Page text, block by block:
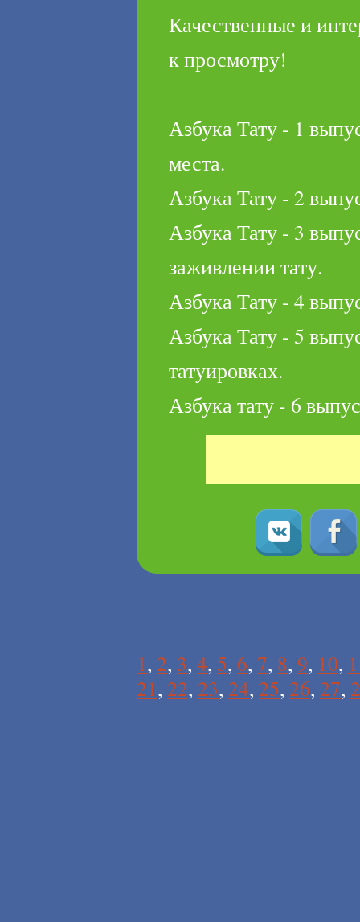
Качественные и
к просмотру!
Азбука Тату - 1
места.
Азбука Тату - 2
Азбука Тату - 3
заживлении тату.
Азбука Тату - 4
Азбука Тату - 5
татуировках.
Азбука тату - 6
1, 2, 3, 4, 5, 6, 7, 8, 9, 10,
21, 22, 23, 24, 25, 26, 27,